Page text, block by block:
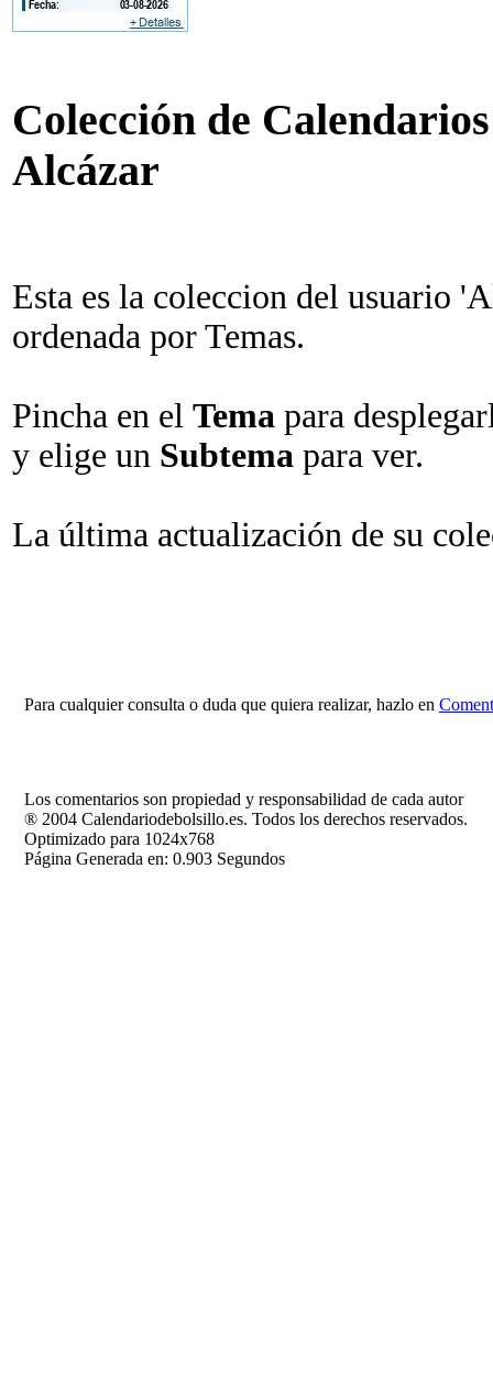
Colección de
Alcázar
Esta es la coleccion del usuario
ordenada por Temas.
Pincha en el Tema para
y elige un Subtema para ver.
La última actualización de su
Para cualquier consulta o duda que quiera realizar, hazlo en
Los comentarios son propiedad y responsabilidad de cada autor
® 2004 Calendariodebolsillo.es. Todos los derechos reservados.
Optimizado para 1024x768
Página Generada en: 0.903 Segundos